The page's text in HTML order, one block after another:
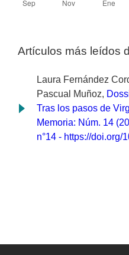
Artículos más leídos
Laura Fernández
Pascual Muñoz,
Tras los pasos de
Memoria: Núm. 14
n°14 - https://doi.org/